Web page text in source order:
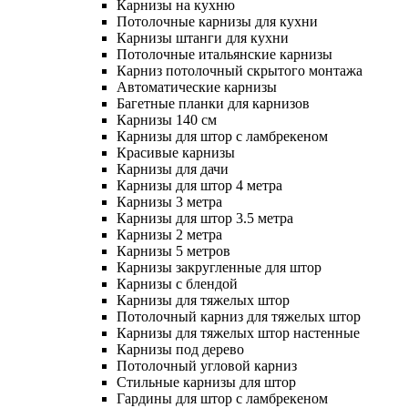
Карнизы на кухню
Потолочные карнизы для кухни
Карнизы штанги для кухни
Потолочные итальянские карнизы
Карниз потолочный скрытого монтажа
Автоматические карнизы
Багетные планки для карнизов
Карнизы 140 см
Карнизы для штор с ламбрекеном
Красивые карнизы
Карнизы для дачи
Карнизы для штор 4 метра
Карнизы 3 метра
Карнизы для штор 3.5 метра
Карнизы 2 метра
Карнизы 5 метров
Карнизы закругленные для штор
Карнизы с блендой
Карнизы для тяжелых штор
Потолочный карниз для тяжелых штор
Карнизы для тяжелых штор настенные
Карнизы под дерево
Потолочный угловой карниз
Стильные карнизы для штор
Гардины для штор с ламбрекеном